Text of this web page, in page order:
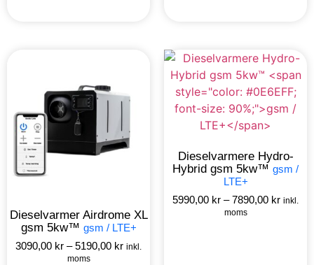
Dieselvarmer Airdrome XL
gsm 5kw™ gsm / LTE+
3090,00 kr –5190,00 kr inkl.
moms
Dieselvarmere Hydro-
Hybrid gsm 5kw™ gsm /
LTE+
5990,00 kr –7890,00 kr inkl.
moms